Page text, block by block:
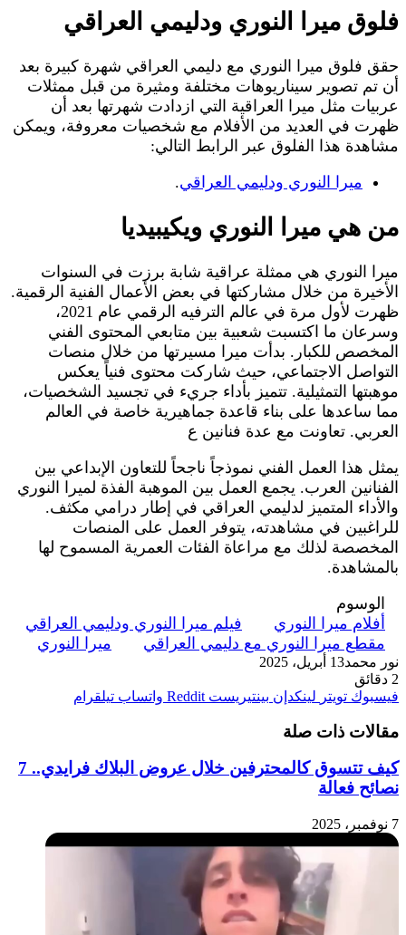
فلوق ميرا النوري ودليمي العراقي
حقق فلوق ميرا النوري مع دليمي العراقي شهرة كبيرة بعد
أن تم تصوير سيناريوهات مختلفة ومثيرة من قبل ممثلات
عربيات مثل ميرا العراقية التي ازدادت شهرتها بعد أن
ظهرت في العديد من الأفلام مع شخصيات معروفة، ويمكن
مشاهدة هذا الفلوق عبر الرابط التالي:
ميرا النوري ودليمي العراقي.
من هي ميرا النوري ويكيبيديا
ميرا النوري هي ممثلة عراقية شابة برزت في السنوات
الأخيرة من خلال مشاركتها في بعض الأعمال الفنية الرقمية.
ظهرت لأول مرة في عالم الترفيه الرقمي عام 2021،
وسرعان ما اكتسبت شعبية بين متابعي المحتوى الفني
المخصص للكبار. بدأت ميرا مسيرتها من خلال منصات
التواصل الاجتماعي، حيث شاركت محتوى فنياً يعكس
موهبتها التمثيلية. تتميز بأداء جريء في تجسيد الشخصيات،
مما ساعدها على بناء قاعدة جماهيرية خاصة في العالم
العربي. تعاونت مع عدة فنانين ع
يمثل هذا العمل الفني نموذجاً ناجحاً للتعاون الإبداعي بين
الفنانين العرب. يجمع العمل بين الموهبة الفذة لميرا النوري
والأداء المتميز لدليمي العراقي في إطار درامي مكثف.
للراغبين في مشاهدته، يتوفر العمل على المنصات
المخصصة لذلك مع مراعاة الفئات العمرية المسموح لها
بالمشاهدة.
الوسوم
أفلام ميرا النوري
فيلم ميرا النوري ودليمي العراقي
مقطع ميرا النوري مع دليمي العراقي
ميرا النوري
نور محمد13 أبريل، 2025
2 دقائق
فيسبوك تويتر لينكدإن بينتيريست واتساب تيلقرام
مقالات ذات صلة
كيف تتسوق كالمحترفين خلال عروض البلاك فرايدي.. 7
نصائح فعالة
7 نوفمبر، 2025